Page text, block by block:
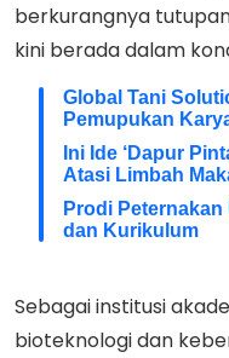
berkurangnya
kini berada dalam
Global Tani
Pemupukan
Ini Ide ‘Dapur
Atasi Limbah
Prodi
dan Kurikulum
Sebagai institusi
bioteknologi dan